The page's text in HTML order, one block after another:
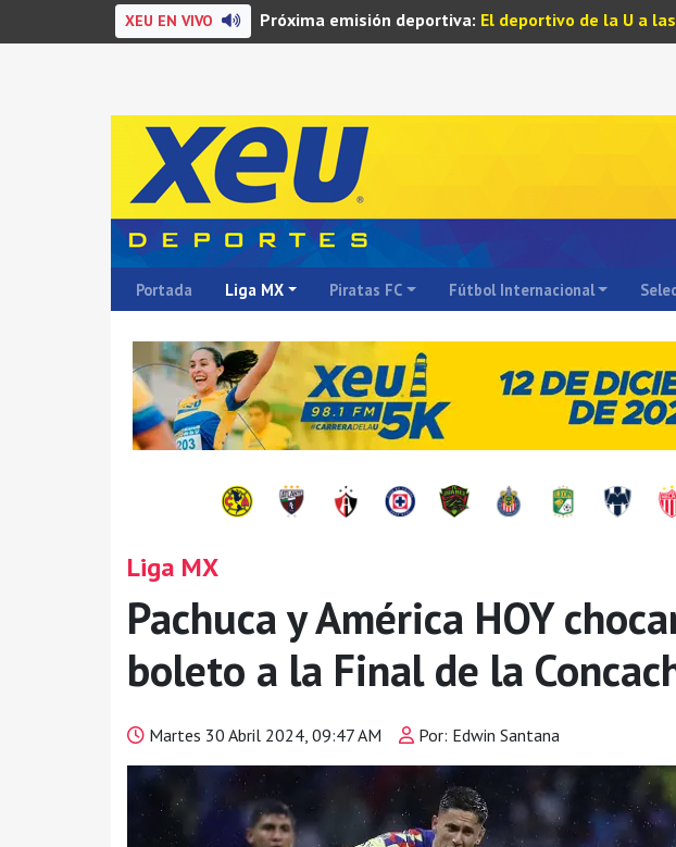
XEU EN VIVO Próxima emisión deportiva: El deportivo de la U a
Portada Liga MX Piratas FC Fútbol Internacional
Liga MX
Pachuca y América HOY
boleto a la Final de la
Martes 30 Abril 2024, 09:47 AM Por: Edwin Santana